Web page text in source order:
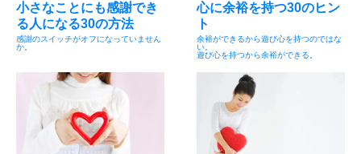
小さなことにも感謝でき
る人になる30の方法
感謝のスイッチがオフになっていません
か。
心に余裕を持つ30のヒン
ト
余裕ができるから遊び心を持つのではな
い。
遊び心を持つから余裕ができる。